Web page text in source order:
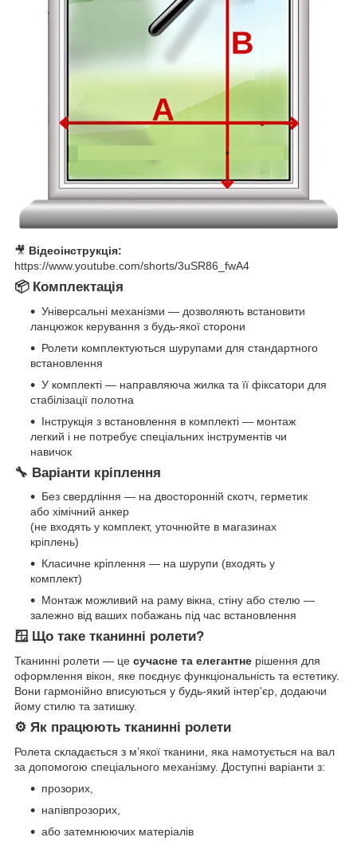
🎥 Відеоінструкція:
https://www.youtube.com/shorts/3uSR86_fwA4
📦 Комплектація
Універсальні механізми — дозволяють встановити
ланцюжок керування з будь-якої сторони
Ролети комплектуються шурупами для стандартного
встановлення
У комплекті — направляюча жилка та її фіксатори для
стабілізації полотна
Інструкція з встановлення в комплекті — монтаж
легкий і не потребує спеціальних інструментів чи
навичок
🔧 Варіанти кріплення
Без свердління — на двосторонній скотч, герметик
або хімічний анкер
(не входять у комплект, уточнюйте в магазинах
кріплень)
Класичне кріплення — на шурупи (входять у
комплект)
Монтаж можливий на раму вікна, стіну або стелю —
залежно від ваших побажань під час встановлення
🪟 Що таке тканинні ролети?
Тканинні ролети — це сучасне та елегантне рішення для
оформлення вікон, яке поєднує функціональність та естетику.
Вони гармонійно вписуються у будь-який інтер'єр, додаючи
йому стилю та затишку.
⚙️ Як працюють тканинні ролети
Ролета складається з м’якої тканини, яка намотується на вал
за допомогою спеціального механізму. Доступні варіанти з:
прозорих,
напівпрозорих,
або затемнюючих матеріалів